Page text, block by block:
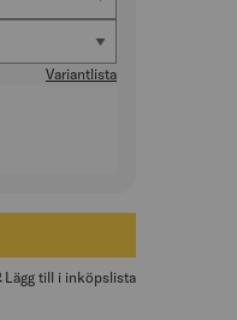
Variantlista
Lägg till i inköpslista